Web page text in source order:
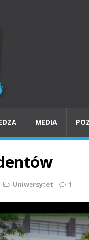
MEDIA
Uniwersytet 1